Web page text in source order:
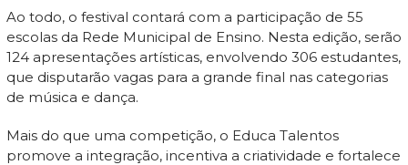
Ao todo, o festival contará com a participação de 55
escolas da Rede Municipal de Ensino. Nesta edição, serão
124 apresentações artísticas, envolvendo 306 estudantes,
que disputarão vagas para a grande final nas categorias
de música e dança.
Mais do que uma competição, o Educa Talentos
promove a integração, incentiva a criatividade e fortalece